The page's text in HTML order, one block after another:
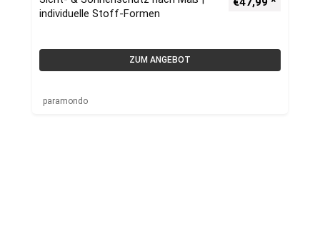
individuelle Stoff-Formen
ZUM ANGEBOT
paramondo